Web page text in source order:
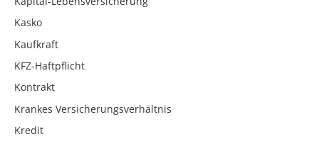
Kasko
Kaufkraft
KFZ-Haftpflicht
Kontrakt
Krankes Versicherungsverhältnis
Kredit